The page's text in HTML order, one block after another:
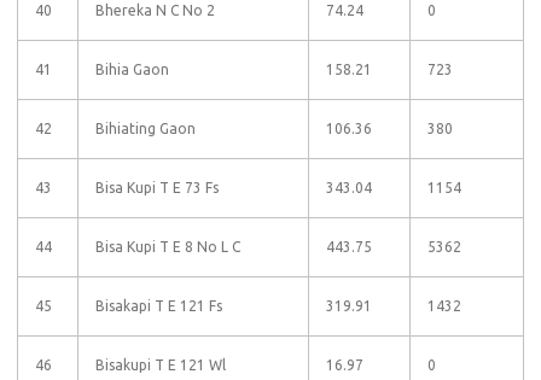
40 Bhereka N C No 2 74.24 0
41 Bihia Gaon 158.21 723
42 Bihiating Gaon 106.36 380
43 Bisa Kupi T E 73 Fs 343.04 1154
44 Bisa Kupi T E 8 No L C 443.75 5362
45 Bisakapi T E 121 Fs 319.91 1432
46 Bisakupi T E 121 Wl 16.97 0